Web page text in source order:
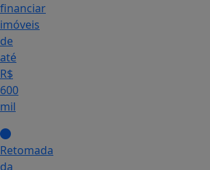
financiar
imóveis
de
até
R$
600
mil
Retomada
da